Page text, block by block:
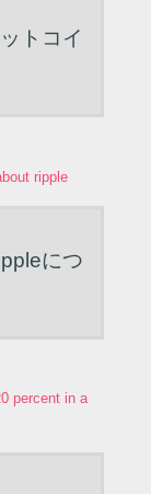
トコイ
ripple
につ
percent in a